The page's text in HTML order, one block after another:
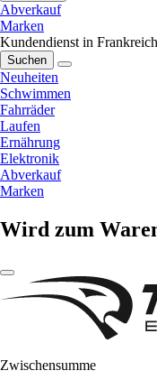
Abverkauf
Marken
Kundendienst in Frankreich
Suchen
Neuheiten
Schwimmen
Fahrräder
Laufen
Ernährung
Elektronik
Abverkauf
Marken
Wird zum
Zwischensumme